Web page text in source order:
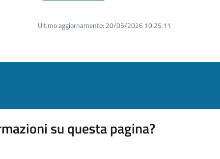
Ultimo aggiornamento: 20/05/2026 10:25.11
su questa pagina?